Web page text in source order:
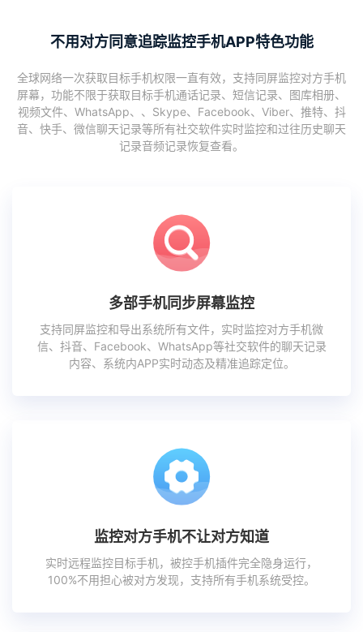
不用对方同意追踪监控手机APP特色功能
全球网络一次获取目标手机权限一直有效，支持同屏监控对方手机
屏幕，功能不限于获取目标手机通话记录、短信记录、图库相册、
视频文件、WhatsApp、、Skype、Facebook、Viber、推特、抖
音、快手、微信聊天记录等所有社交软件实时监控和过往历史聊天
记录音频记录恢复查看。
多部手机同步屏幕监控
支持同屏监控和导出系统所有文件，实时监控对方手机微
信、抖音、Facebook、WhatsApp等社交软件的聊天记录
内容、系统内APP实时动态及精准追踪定位。
监控对方手机不让对方知道
实时远程监控目标手机，被控手机插件完全隐身运行，
100%不用担心被对方发现，支持所有手机系统受控。